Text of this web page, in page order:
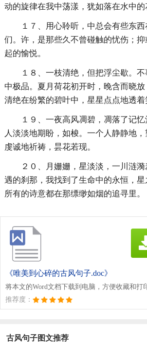
动的旋律在我中荡漾，犹如落在水中的
１７、用心聆听，中总会有些东
们。许，是那些久不曾碰触的忧伤；
起的愉悦。
１８、一枝清绝，但把浮尘歇。
中极品。夏月荷花初开时，晚含而晓
清绝在纷繁的碧叶中，星星点点地透着
１９、一夜高风凋碧，凋落了记
人淡淡地期盼，如梭。一个人静静地
虔诚地祈祷，昙花若现。
２０、月姗姗，星淡淡，一川涟
遇的刹那，我找到了生命中的永恒，星
所有的诗意都在那缥缈如烟的追寻里。
《唯美到心碎的古风句子.doc》
将本文的Word文档下载到电脑，方便收藏和打
推荐度：
古风句子图文推荐